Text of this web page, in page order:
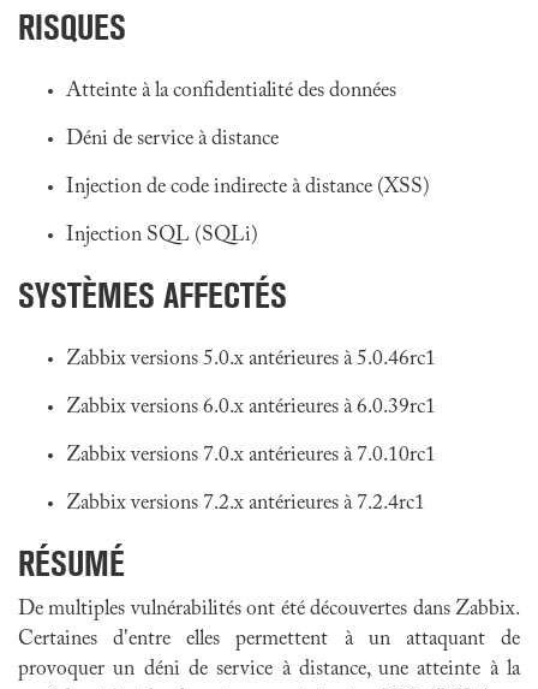
RISQUES
Atteinte à la confidentialité des données
Déni de service à distance
Injection de code indirecte à distance (XSS)
Injection SQL (SQLi)
SYSTÈMES AFFECTÉS
Zabbix versions 5.0.x antérieures à 5.0.46rc1
Zabbix versions 6.0.x antérieures à 6.0.39rc1
Zabbix versions 7.0.x antérieures à 7.0.10rc1
Zabbix versions 7.2.x antérieures à 7.2.4rc1
RÉSUMÉ
De multiples vulnérabilités ont été découvertes dans Zabbix.
Certaines d'entre elles permettent à un attaquant de
provoquer un déni de service à distance, une atteinte à la